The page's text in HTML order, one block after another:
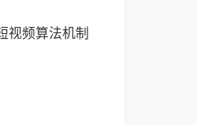
视频算法机制